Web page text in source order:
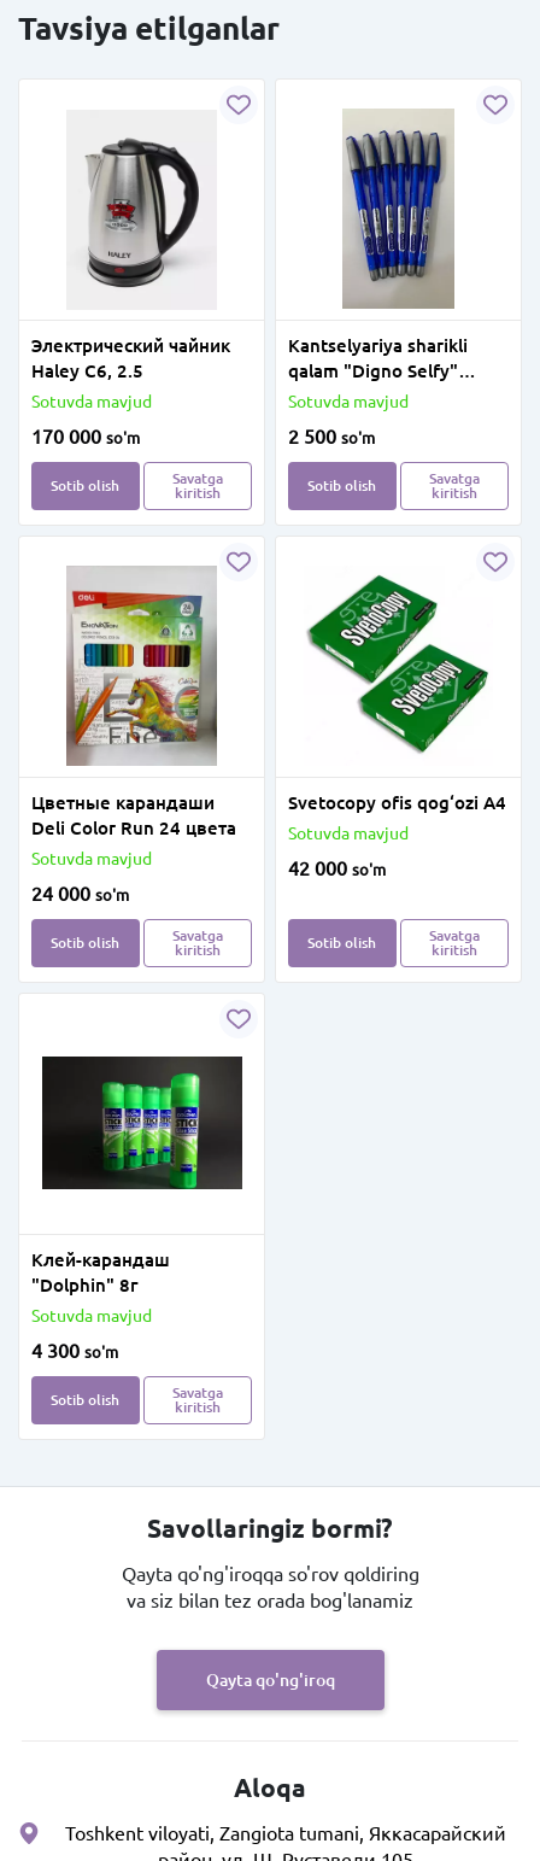
Tavsiya etilganlar
Электрический чайник
Haley C6, 2.5
Sotuvda mavjud
170 000 so'm
Sotib olish
Savatga
kiritish
Kantselyariya sharikli
qalam "Digno Selfy"
(Moviy)
Sotuvda mavjud
2 500 so'm
Sotib olish
Savatga
kiritish
Цветные карандаши
Deli Color Run 24 цвета
Sotuvda mavjud
24 000 so'm
Sotib olish
Savatga
kiritish
Svetocopy ofis qog‘ozi A4
Sotuvda mavjud
42 000 so'm
Sotib olish
Savatga
kiritish
Клей-карандаш
"Dolphin" 8г
Sotuvda mavjud
4 300 so'm
Sotib olish
Savatga
kiritish
Savollaringiz bormi?
Qayta qo'ng'iroqqa so'rov qoldiring
va siz bilan tez orada bog'lanamiz
Qayta qo'ng'iroq
Aloqa
Toshkent viloyati, Zangiota tumani, Яккасарайский